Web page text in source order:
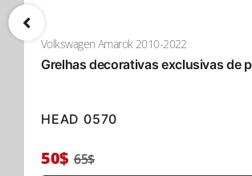
Volkswagen Amarok 2010-2022
Grelhas decorativas exclusivas de
HEAD 0570
50$ 65$